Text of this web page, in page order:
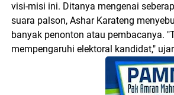
visi-misi ini. Ditanya mengenai
suara palson, Ashar Karateng
banyak penonton atau pembacanya.
mempengaruhi elektoral kandidat,"